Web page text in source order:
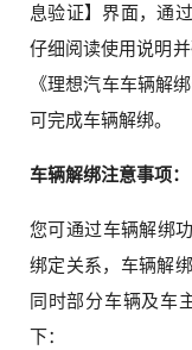
息验证】界面，通
仔细阅读使用说明
《理想汽车车辆解
可完成车辆解绑。
车辆解绑注意事项：
您可通过车辆解绑
绑定关系，车辆解
同时部分车辆及车
下：